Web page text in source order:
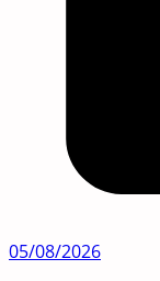
05/08/2026